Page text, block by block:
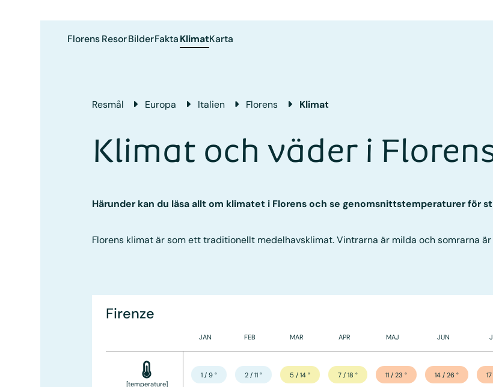
Florens ResorBilderFaktaKlimatKarta
Resmål Europa Italien Florens Klimat
Klimat och väder i
Härunder kan du läsa allt om klimatet i Florens och se genomsnittstemperaturer för
Florens klimat är som ett traditionellt medelhavsklimat. Vintrarna är milda och somrarna
Firenze
JAN FEB MAR APR MAJ JUN
[temperature]
1 / 9 ° 2 / 11 ° 5 / 14 ° 7 / 18 ° 11 / 23 ° 14 / 26 °